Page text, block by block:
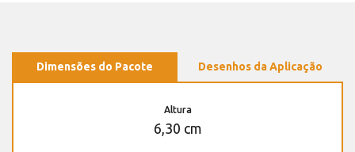
Dimensões do Pacote Desenhos da Aplicação
Altura
6,30 cm